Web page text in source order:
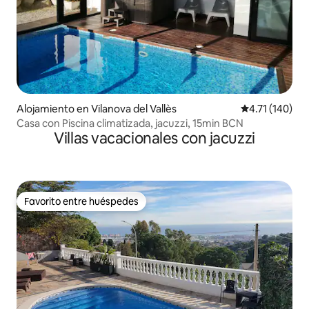
Alojamiento en Vilanova del Vallès Calificación
4.71 (140)
Casa con Piscina climatizada, jacuzzi, 15min BCN
Villas vacacionales con jacuzzi
Favorito entre huéspedes
Favorito entre huéspedes